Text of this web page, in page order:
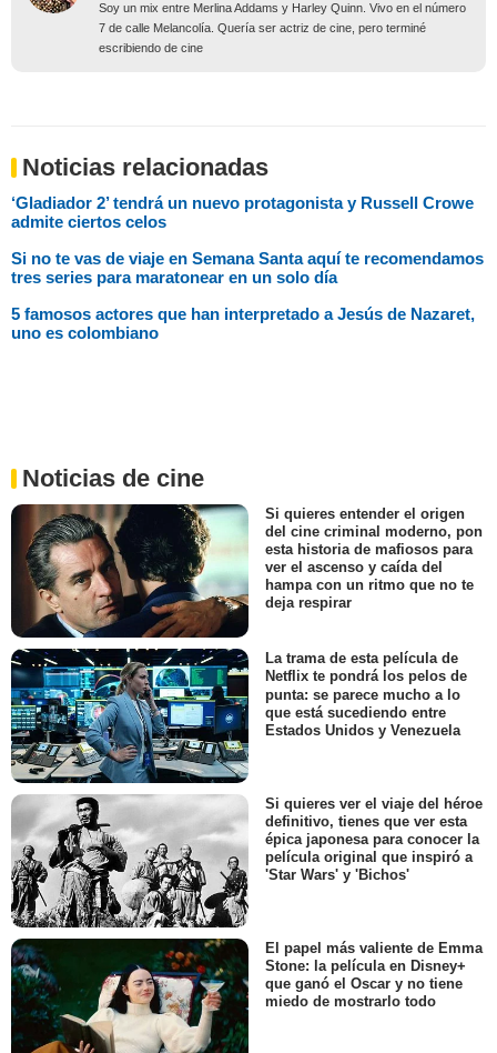
Soy un mix entre Merlina Addams y Harley Quinn. Vivo en el número
7 de calle Melancolía. Quería ser actriz de cine, pero terminé
escribiendo de cine
Noticias relacionadas
‘Gladiador 2’ tendrá un nuevo protagonista y Russell Crowe
admite ciertos celos
Si no te vas de viaje en Semana Santa aquí te recomendamos
tres series para maratonear en un solo día
5 famosos actores que han interpretado a Jesús de Nazaret,
uno es colombiano
Noticias de cine
Si quieres entender el origen
del cine criminal moderno, pon
esta historia de mafiosos para
ver el ascenso y caída del
hampa con un ritmo que no te
deja respirar
La trama de esta película de
Netflix te pondrá los pelos de
punta: se parece mucho a lo
que está sucediendo entre
Estados Unidos y Venezuela
Si quieres ver el viaje del héroe
definitivo, tienes que ver esta
épica japonesa para conocer la
película original que inspiró a
'Star Wars' y 'Bichos'
El papel más valiente de Emma
Stone: la película en Disney+
que ganó el Oscar y no tiene
miedo de mostrarlo todo